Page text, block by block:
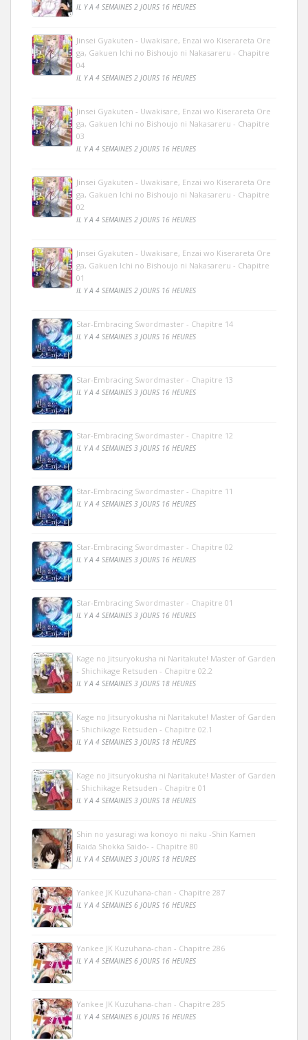
IL Y A 4 SEMAINES 2 JOURS 16 HEURES
Jinsei Gyakuten - Uwakisare, Enzai wo Kiserareta Ore
ga, Gakuen Ichi no Bishoujo ni Nakasareru - Chapitre
04
IL Y A 4 SEMAINES 2 JOURS 16 HEURES
Jinsei Gyakuten - Uwakisare, Enzai wo Kiserareta Ore
ga, Gakuen Ichi no Bishoujo ni Nakasareru - Chapitre
03
IL Y A 4 SEMAINES 2 JOURS 16 HEURES
Jinsei Gyakuten - Uwakisare, Enzai wo Kiserareta Ore
ga, Gakuen Ichi no Bishoujo ni Nakasareru - Chapitre
02
IL Y A 4 SEMAINES 2 JOURS 16 HEURES
Jinsei Gyakuten - Uwakisare, Enzai wo Kiserareta Ore
ga, Gakuen Ichi no Bishoujo ni Nakasareru - Chapitre
01
IL Y A 4 SEMAINES 2 JOURS 16 HEURES
Star-Embracing Swordmaster - Chapitre 14
IL Y A 4 SEMAINES 3 JOURS 16 HEURES
Star-Embracing Swordmaster - Chapitre 13
IL Y A 4 SEMAINES 3 JOURS 16 HEURES
Star-Embracing Swordmaster - Chapitre 12
IL Y A 4 SEMAINES 3 JOURS 16 HEURES
Star-Embracing Swordmaster - Chapitre 11
IL Y A 4 SEMAINES 3 JOURS 16 HEURES
Star-Embracing Swordmaster - Chapitre 02
IL Y A 4 SEMAINES 3 JOURS 16 HEURES
Star-Embracing Swordmaster - Chapitre 01
IL Y A 4 SEMAINES 3 JOURS 16 HEURES
Kage no Jitsuryokusha ni Naritakute! Master of Garden
- Shichikage Retsuden - Chapitre 02.2
IL Y A 4 SEMAINES 3 JOURS 18 HEURES
Kage no Jitsuryokusha ni Naritakute! Master of Garden
- Shichikage Retsuden - Chapitre 02.1
IL Y A 4 SEMAINES 3 JOURS 18 HEURES
Kage no Jitsuryokusha ni Naritakute! Master of Garden
- Shichikage Retsuden - Chapitre 01
IL Y A 4 SEMAINES 3 JOURS 18 HEURES
Shin no yasuragi wa konoyo ni naku -Shin Kamen
Raida Shokka Saido- - Chapitre 80
IL Y A 4 SEMAINES 3 JOURS 18 HEURES
Yankee JK Kuzuhana-chan - Chapitre 287
IL Y A 4 SEMAINES 6 JOURS 16 HEURES
Yankee JK Kuzuhana-chan - Chapitre 286
IL Y A 4 SEMAINES 6 JOURS 16 HEURES
Yankee JK Kuzuhana-chan - Chapitre 285
IL Y A 4 SEMAINES 6 JOURS 16 HEURES